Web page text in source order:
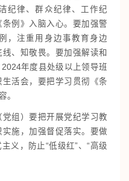
纪律、群众纪律、工作纪
例》入脑入心。要加强警
，注重用身边事教育身边
、知敬畏。要加强解读和
年度县处级以上领导班
活会，要把学习贯彻《条
。
组）要把开展党纪学习教
施，加强督促落实。要做
义，防止“低级红”、“高级